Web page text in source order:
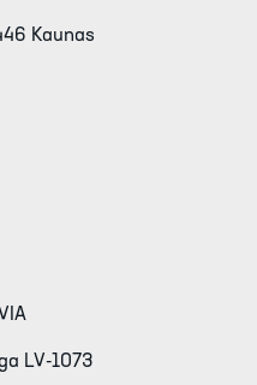
Kaunas
LV-1073